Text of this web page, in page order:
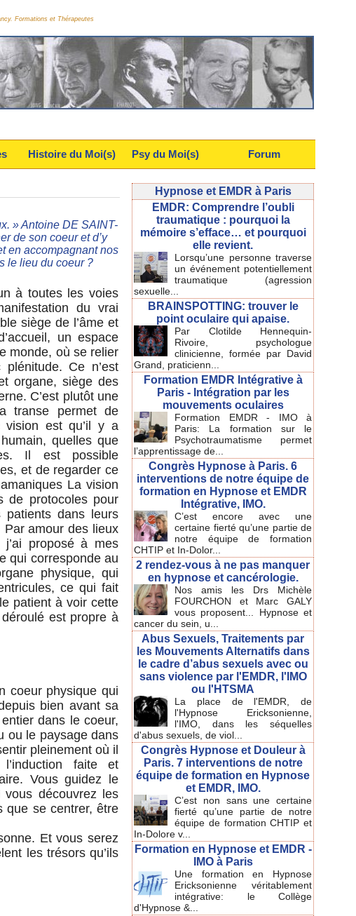
Formations et Thérapeutes
Histoire du Moi(s) Psy du Moi(s) Forum
» Antoine DE SAINT-
de son coeur et d’y
en accompagnant nos
le lieu du coeur ?
à toutes les voies
du vrai
siège de l’âme et
un espace
monde, où se relier
Ce n’est
organe, siège des
C’est plutôt une
transe permet de
vision est qu’il y a
quelles que
Il est possible
et de regarder ce
La vision
de protocoles pour
dans leurs
Par amour des lieux
proposé à mes
qui corresponde au
physique, qui
ce qui fait
patient à voir cette
est propre à
coeur physique qui
bien avant sa
dans le coeur,
ou le paysage dans
pleinement où il
faite et
Vous guidez le
découvrez les
que se centrer, être
Et vous serez
les trésors qu’ils
Hypnose et EMDR à Paris
EMDR: Comprendre l’oubli
traumatique : pourquoi la
mémoire s’efface… et pourquoi
elle revient.
Lorsqu’une personne traverse
un événement potentiellement
traumatique (agression
sexuelle...
BRAINSPOTTING: trouver le
point oculaire qui apaise.
Par Clotilde Hennequin-
Rivoire, psychologue
clinicienne, formée par David
Grand, praticienn...
Formation EMDR Intégrative à
Paris - Intégration par les
mouvements oculaires
Formation EMDR - IMO à
Paris: La formation sur le
Psychotraumatisme permet
l’apprentissage de...
Congrès Hypnose à Paris. 6
interventions de notre équipe de
formation en Hypnose et EMDR
Intégrative, IMO.
C’est encore avec une
certaine fierté qu’une partie de
notre équipe de formation
CHTIP et In-Dolor...
2 rendez-vous à ne pas manquer
en hypnose et cancérologie.
Nos amis les Drs Michèle
FOURCHON et Marc GALY
vous proposent... Hypnose et
cancer du sein, u...
Abus Sexuels, Traitements par
les Mouvements Alternatifs dans
le cadre d’abus sexuels avec ou
sans violence par l'EMDR, l'IMO
ou l'HTSMA
La place de l'EMDR, de
l'Hypnose Ericksonienne,
l'IMO, dans les séquelles
d'abus sexuels, de viol...
Congrès Hypnose et Douleur à
Paris. 7 interventions de notre
équipe de formation en Hypnose
et EMDR, IMO.
C’est non sans une certaine
fierté qu’une partie de notre
équipe de formation CHTIP et
In-Dolore v...
Formation en Hypnose et EMDR -
IMO à Paris
Une formation en Hypnose
Ericksonienne véritablement
intégrative: le Collège
d'Hypnose &...